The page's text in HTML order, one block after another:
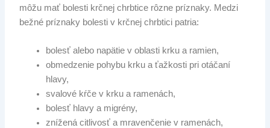
môžu mať bolesti krčnej chrbtice rôzne príznaky. Medzi
bežné príznaky bolesti v krčnej chrbtici patria:
bolesť alebo napätie v oblasti krku a ramien,
obmedzenie pohybu krku a ťažkosti pri otáčaní
hlavy,
svalové kŕče v krku a ramenách,
bolesť hlavy a migrény,
znížená citlivosť a mravenčenie v ramenách,